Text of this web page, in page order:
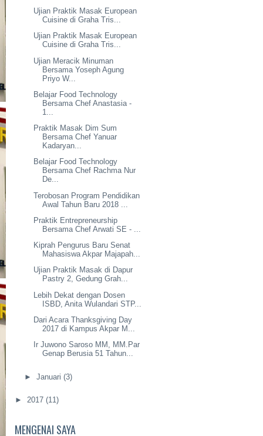
Ujian Praktik Masak European
Cuisine di Graha Tris...
Ujian Praktik Masak European
Cuisine di Graha Tris...
Ujian Meracik Minuman
Bersama Yoseph Agung
Priyo W...
Belajar Food Technology
Bersama Chef Anastasia -
1...
Praktik Masak Dim Sum
Bersama Chef Yanuar
Kadaryan...
Belajar Food Technology
Bersama Chef Rachma Nur
De...
Terobosan Program Pendidikan
Awal Tahun Baru 2018 ...
Praktik Entrepreneurship
Bersama Chef Arwati SE - ...
Kiprah Pengurus Baru Senat
Mahasiswa Akpar Majapah...
Ujian Praktik Masak di Dapur
Pastry 2, Gedung Grah...
Lebih Dekat dengan Dosen
ISBD, Anita Wulandari STP...
Dari Acara Thanksgiving Day
2017 di Kampus Akpar M...
Ir Juwono Saroso MM, MM.Par
Genap Berusia 51 Tahun...
► Januari (3)
► 2017 (11)
MENGENAI SAYA